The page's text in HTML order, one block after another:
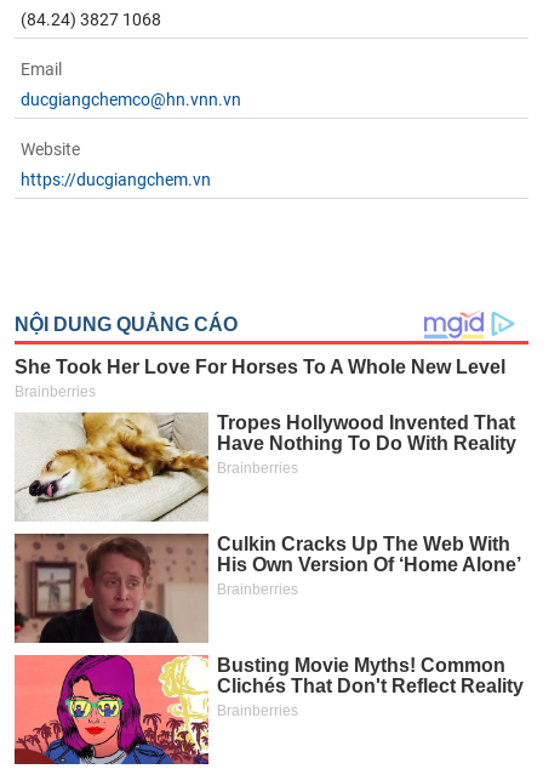
(84.24) 3827 1068
Email
ducgiangchemco@hn.vnn.vn
Website
https://ducgiangchem.vn